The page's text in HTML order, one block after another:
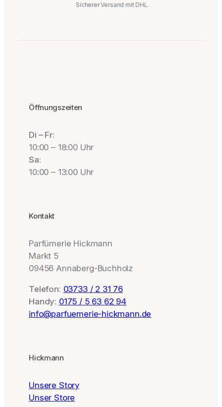
Sicherer Versand mit DHL.
Öffnungszeiten
Di – Fr:
10:00 – 18:00 Uhr
Sa:
10:00 – 13:00 Uhr
Kontakt
Parfümerie Hickmann
Markt 5
09456 Annaberg-Buchholz
Telefon: 03733 / 2 31 76
Handy: 0175 / 5 63 62 94
info@parfuemerie-hickmann.de
Hickmann
Unsere Story
Unser Store